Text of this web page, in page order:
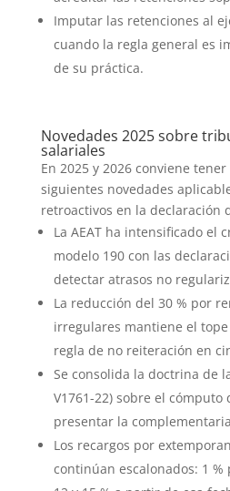
Imputar las retenciones al
cuando la regla general es
de su práctica.
Novedades 2025 sobre
salariales
En 2025 y 2026 conviene
siguientes novedades
retroactivos en la declaración
La AEAT ha intensificado el
modelo 190 con las
detectar atrasos no
La reducción del 30 % por
irregulares mantiene el
regla de no reiteración en
Se consolida la doctrina de
V1761-22) sobre el cómputo
presentar la
Los recargos por
continúan escalonados: 1 %